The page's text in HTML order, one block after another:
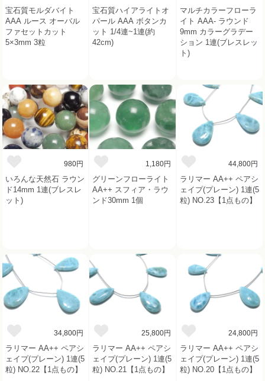
宝石質モルダバイト
AAA ルース オーバル
ファセットカット
5×3mm 3粒
宝石質ハイアライトオ
パール AAA ボタンカ
ット 1/4連~1連(約
42cm)
マルチカラーフローラ
イト AAA- ラウンド
9mm カラーグラデー
ション 1連(ブレスレッ
ト)
980円
いろんな天然石 ラウン
ド14mm 1連(ブレスレ
ット)
1,180円
グリーンフローライト
AA++ スフィア・ラウ
ンド30mm 1個
44,800円
ラリマー AA++ ペアシ
ェイプ(プレーン) 1連(5
粒) NO.23【1点もの】
34,800円
ラリマー AA++ ペアシ
ェイプ(プレーン) 1連(5
粒) NO.22【1点もの】
25,800円
ラリマー AA++ ペアシ
ェイプ(プレーン) 1連(5
粒) NO.21【1点もの】
24,800円
ラリマー AA++ ペアシ
ェイプ(プレーン) 1連(5
粒) NO.20【1点もの】